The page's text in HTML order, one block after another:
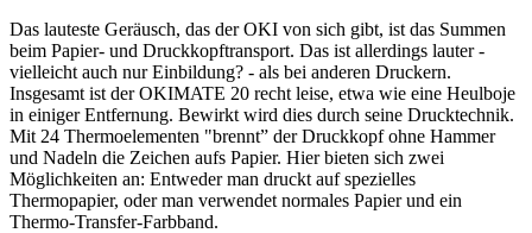
Das lauteste Geräusch, das der OKI von sich gibt, ist das Summen
beim Papier- und Druckkopftransport. Das ist allerdings lauter -
vielleicht auch nur Einbildung? - als bei anderen Druckern.
Insgesamt ist der OKIMATE 20 recht leise, etwa wie eine Heulboje
in einiger Entfernung. Bewirkt wird dies durch seine Drucktechnik.
Mit 24 Thermoelementen "brennt” der Druckkopf ohne Hammer
und Nadeln die Zeichen aufs Papier. Hier bieten sich zwei
Möglichkeiten an: Entweder man druckt auf spezielles
Thermopapier, oder man verwendet normales Papier und ein
Thermo-Transfer-Farbband.